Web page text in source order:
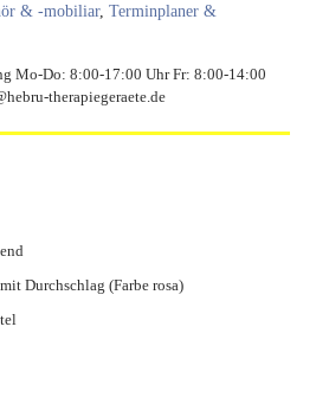
& -mobiliar, Terminplaner &
Mo-Do: 8:00-17:00 Uhr Fr: 8:00-14:00
therapiegeraete.de
Durchschlag (Farbe rosa)